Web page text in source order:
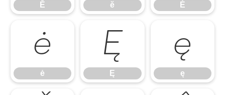
Ĕ ĕ Ė
ė
ė
Ę
Ę
ę
ę